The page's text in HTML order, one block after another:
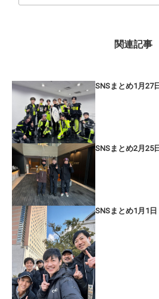
関連記事
SNSまとめ1月27日
SNSまとめ2月25日
SNSまとめ1月1日